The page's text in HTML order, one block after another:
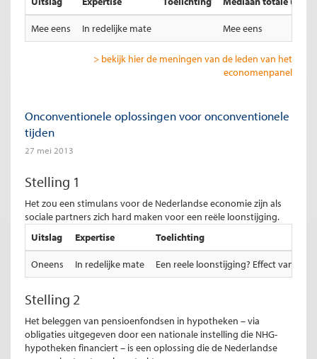
Mee eens In redelijke mate Mee eens
> bekijk hier de meningen van de leden van het
economenpanel
Onconventionele oplossingen voor onconventionele
tijden
27 mei 2013
Stelling 1
Het zou een stimulans voor de Nederlandse economie zijn als
sociale partners zich hard maken voor een reële loonstijging.
Uitslag
Expertise Toelichting
Oneens In redelijke mate Een reele loonstijging? Effect van
Stelling 2
Het beleggen van pensioenfondsen in hypotheken – via
obligaties uitgegeven door een nationale instelling die NHG-
hypotheken financiert – is een oplossing die de Nederlandse